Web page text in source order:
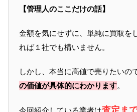
【管理人のここだけの話】
金額を気にせずに、単純に買取を
れば１社でも構いません。
しかし、本当に高値で売りたいの
の価値が具体的にわかります。
査定ま